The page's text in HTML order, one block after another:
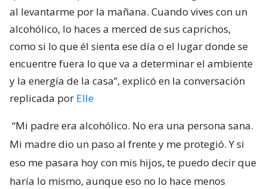
al levantarme por la mañana. Cuando vives con un
alcohólico, lo haces a merced de sus caprichos,
como si lo que él sienta ese día o el lugar donde se
encuentre fuera lo que va a determinar el ambiente
y la energía de la casa”, explicó en la conversación
replicada por Elle
“Mi padre era alcohólico. No era una persona sana.
Mi madre dio un paso al frente y me protegió. Y si
eso me pasara hoy con mis hijos, te puedo decir que
haría lo mismo, aunque eso no lo hace menos